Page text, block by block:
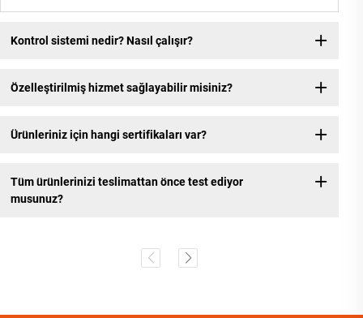
Kontrol sistemi nedir? Nasıl çalışır?
Özelleştirilmiş hizmet sağlayabilir misiniz?
Ürünleriniz için hangi sertifikaları var?
Tüm ürünlerinizi teslimattan önce test ediyor
musunuz?